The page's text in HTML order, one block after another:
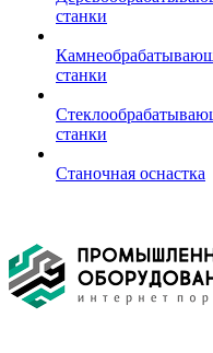
станки
станки
станки
Станочная оснастка